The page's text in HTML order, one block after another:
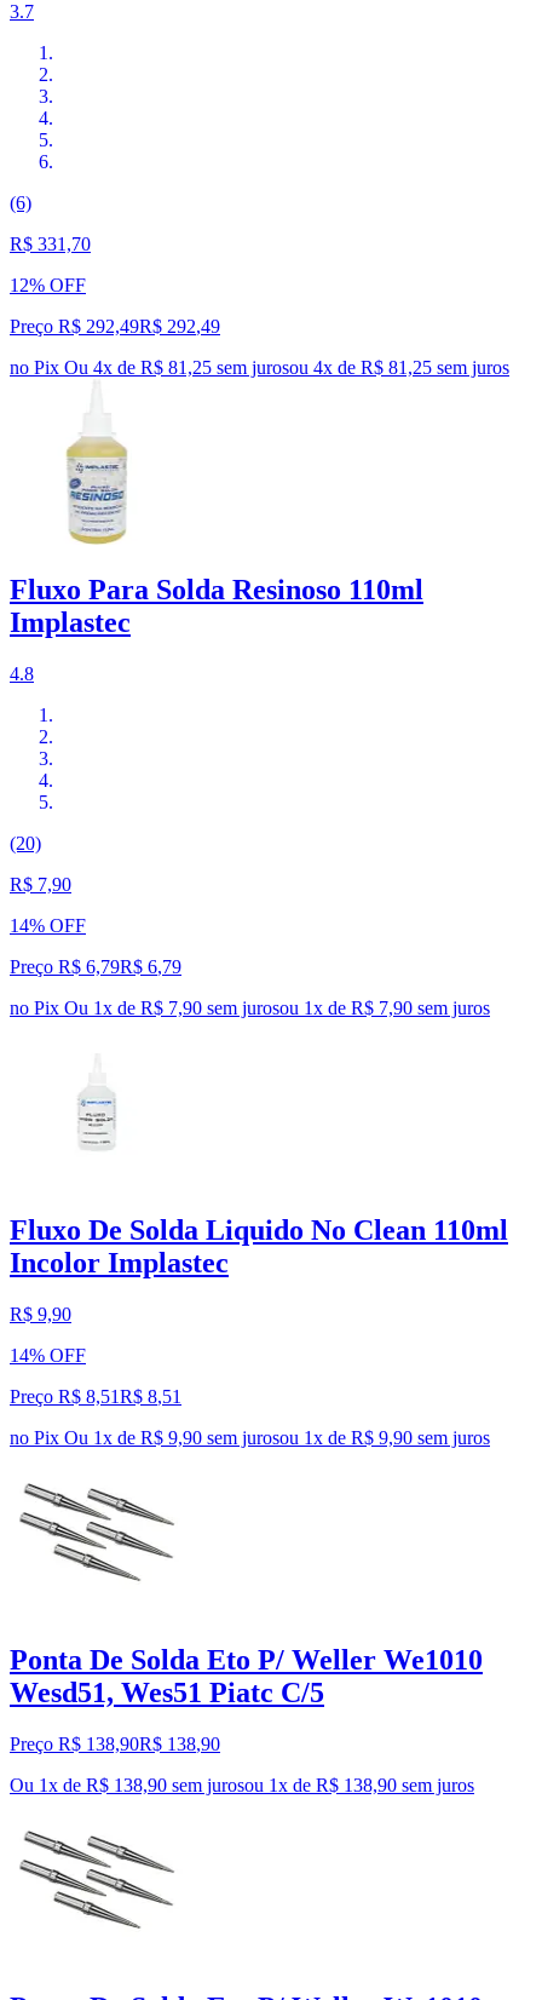
3.7
(6)
R$ 331,70
12% OFF
Preço R$ 292,49R$ 292,49
no Pix Ou 4x de R$ 81,25 sem jurosou 4x de R$ 81,25 sem juros
Fluxo Para Solda Resinoso 110ml
Implastec
4.8
(20)
R$ 7,90
14% OFF
Preço R$ 6,79R$ 6,79
no Pix Ou 1x de R$ 7,90 sem jurosou 1x de R$ 7,90 sem juros
Fluxo De Solda Liquido No Clean 110ml
Incolor Implastec
R$ 9,90
14% OFF
Preço R$ 8,51R$ 8,51
no Pix Ou 1x de R$ 9,90 sem jurosou 1x de R$ 9,90 sem juros
Ponta De Solda Eto P/ Weller We1010
Wesd51, Wes51 Piatc C/5
Preço R$ 138,90R$ 138,90
Ou 1x de R$ 138,90 sem jurosou 1x de R$ 138,90 sem juros